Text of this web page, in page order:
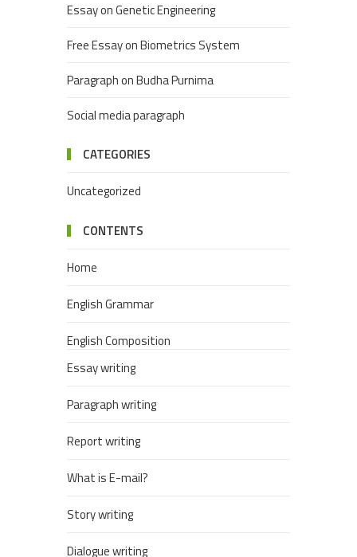
Essay on Genetic Engineering
Free Essay on Biometrics System
Paragraph on Budha Purnima
Social media paragraph
CATEGORIES
Uncategorized
CONTENTS
Home
English Grammar
English Composition
Essay writing
Paragraph writing
Report writing
What is E-mail?
Story writing
Dialogue writing